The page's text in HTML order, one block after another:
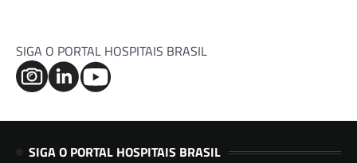
SIGA O PORTAL HOSPITAIS BRASIL
SIGA O PORTAL HOSPITAIS BRASIL